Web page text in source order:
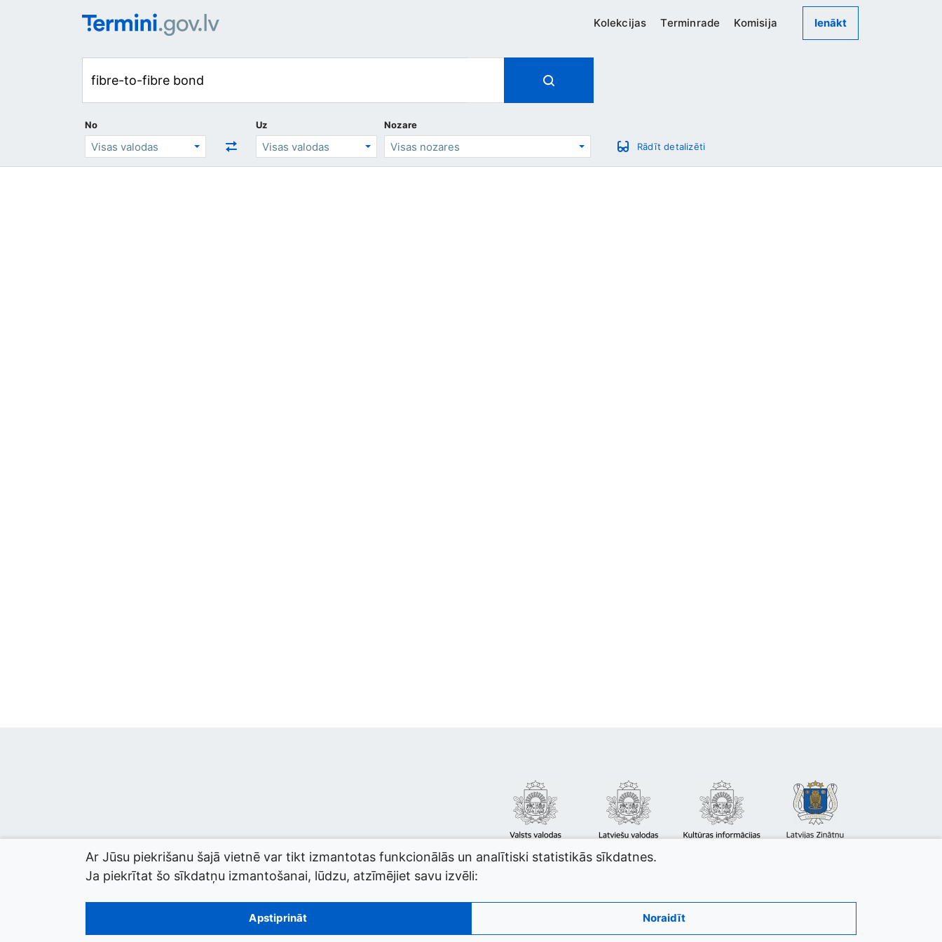
Kolekcijas Terminrade Komisija Ienākt
No Uz
Nozare
Rādīt detalizēti
© 2026 termini.gov.lv. Izstrādātājs:
Ar Jūsu piekrišanu šajā vietnē var tikt izmantotas funkcionālās un analītiski statistikās sīkdatnes.
Ja piekrītat šo sīkdatņu izmantošanai, lūdzu, atzīmējiet savu izvēli:
Apstiprināt Noraidīt